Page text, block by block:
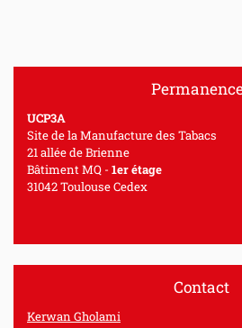
UCP3A
Site de la Manufacture des Tabacs
21 allée de Brienne
Bâtiment MQ - 1er étage
31042 Toulouse Cedex
Contact
Kerwan Gholami